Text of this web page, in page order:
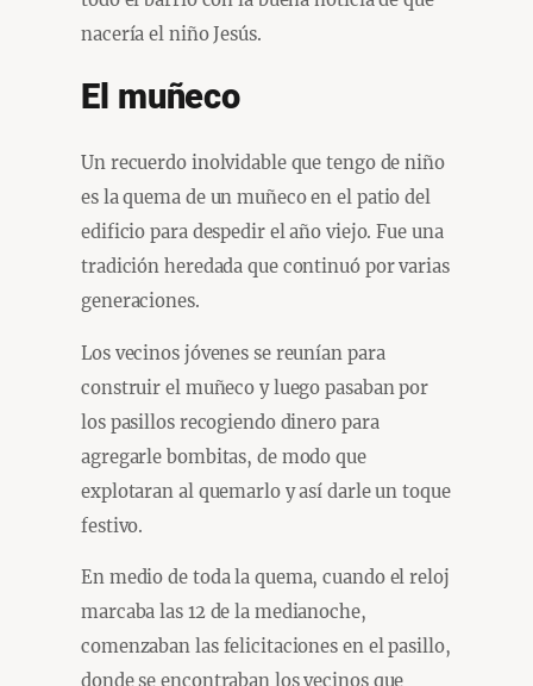
nacería el niño Jesús.
El muñeco
Un recuerdo inolvidable que tengo de niño
es la quema de un muñeco en el patio del
edificio para despedir el año viejo. Fue una
tradición heredada que continuó por varias
generaciones.
Los vecinos jóvenes se reunían para
construir el muñeco y luego pasaban por
los pasillos recogiendo dinero para
agregarle bombitas, de modo que
explotaran al quemarlo y así darle un toque
festivo.
En medio de toda la quema, cuando el reloj
marcaba las 12 de la medianoche,
comenzaban las felicitaciones en el pasillo,
donde se encontraban los vecinos que